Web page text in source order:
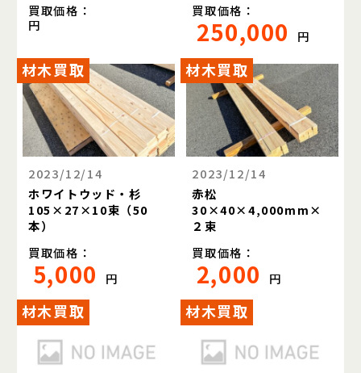
買取価格：
円
買取価格：
250,000 円
材木買取
2023/12/14
ホワイトウッド・杉
105×27×10束（50
本）
買取価格：
5,000 円
材木買取
2023/12/14
赤松
30×40×4,000mm×
２束
買取価格：
2,000 円
材木買取 材木買取